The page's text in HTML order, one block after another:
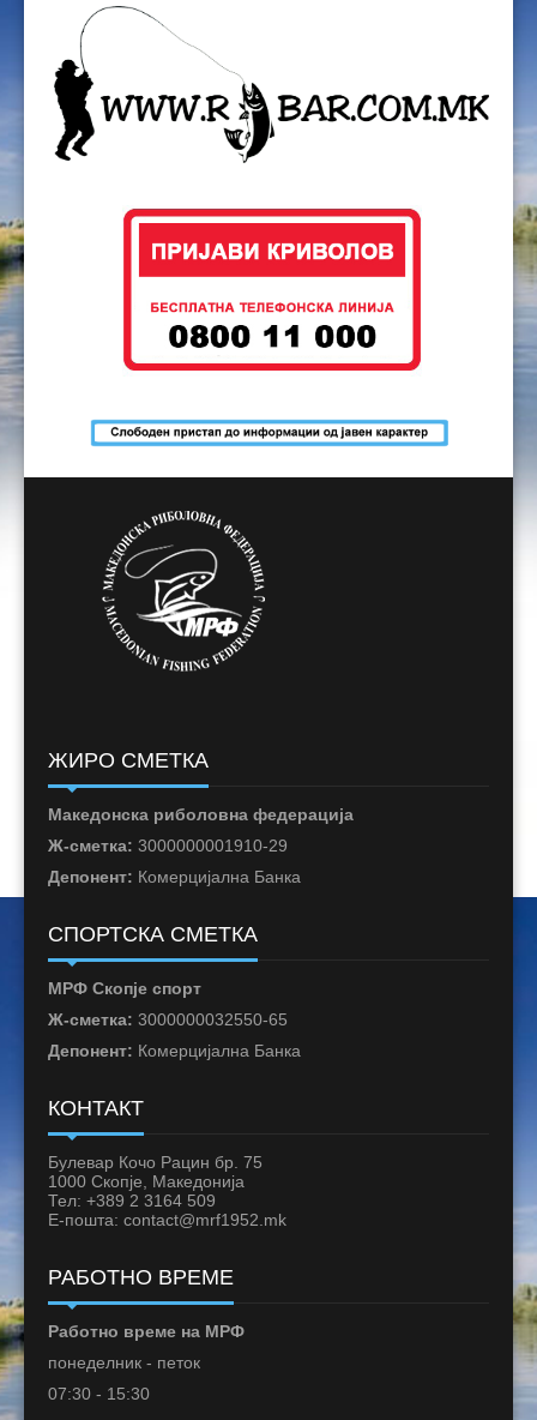
ЖИРО СМЕТКА
Македонска риболовна федерација
Ж-сметка: 3000000001910-29
Депонент: Комерцијална Банка
СПОРТСКА СМЕТКА
МРФ Скопје спорт
Ж-сметка: 3000000032550-65
Депонент: Комерцијална Банка
КОНТАКТ
Булевар Кочо Рацин бр. 75
1000 Скопје, Македонија
Тел: +389 2 3164 509
Е-пошта: contact@mrf1952.mk
РАБОТНО ВРЕМЕ
Работно време на МРФ
понеделник - петок
07:30 - 15:30